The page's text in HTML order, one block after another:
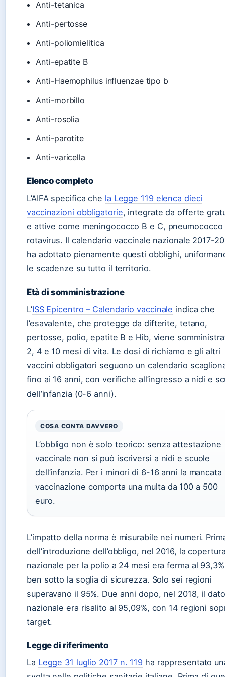
Anti-tetanica
Anti-pertosse
Anti-poliomielitica
Anti-epatite B
Anti-Haemophilus influenzae tipo b
Anti-morbillo
Anti-rosolia
Anti-parotite
Anti-varicella
Elenco completo
L’AIFA specifica che la Legge 119 elenca dieci
vaccinazioni obbligatorie, integrate da offerte
e attive come meningococco B e C, pneumococco
rotavirus. Il calendario vaccinale nazionale 2017-
ha adottato pienamente questi obblighi,
le scadenze su tutto il territorio.
Età di somministrazione
L’ISS Epicentro – Calendario vaccinale indica che
l’esavalente, che protegge da difterite, tetano,
pertosse, polio, epatite B e Hib, viene
2, 4 e 10 mesi di vita. Le dosi di richiamo e gli altri
vaccini obbligatori seguono un calendario
fino ai 16 anni, con verifiche all’ingresso a nidi e
dell’infanzia (0-6 anni).
COSA CONTA DAVVERO
L’obbligo non è solo teorico: senza attestazione
vaccinale non si può iscriversi a nidi e scuole
dell’infanzia. Per i minori di 6-16 anni la mancata
vaccinazione comporta una multa da 100 a 500
euro.
L’impatto della norma è misurabile nei numeri.
dell’introduzione dell’obbligo, nel 2016, la
nazionale per la polio a 24 mesi era ferma al
ben sotto la soglia di sicurezza. Solo sei regioni
superavano il 95%. Due anni dopo, nel 2018, il dato
nazionale era risalito al 95,09%, con 14 regioni
target.
Legge di riferimento
La Legge 31 luglio 2017 n. 119 ha rappresentato